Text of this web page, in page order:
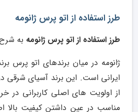
طرز استفاده از اتو پرس ژانومه
طرز استفاده از اتو پرس ژانومه به
ژانومه در میان برندهای اتو پرس
ایرانی است. این برند آسیای شرقی
از اولویت های اصلی کاربرانی
مناسب در عین داشتن کیفیت بالا